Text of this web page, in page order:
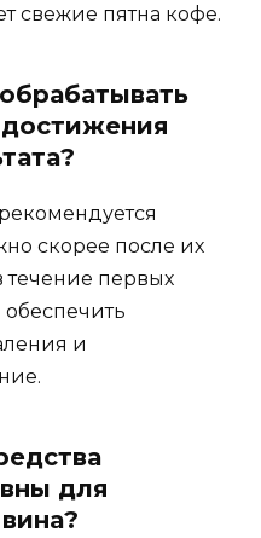
свежие пятна кофе.
скорее после их
течение первых
и
для